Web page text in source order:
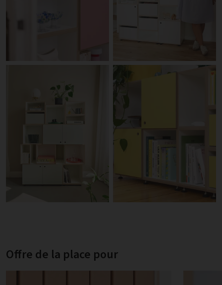
Offre de la place pour